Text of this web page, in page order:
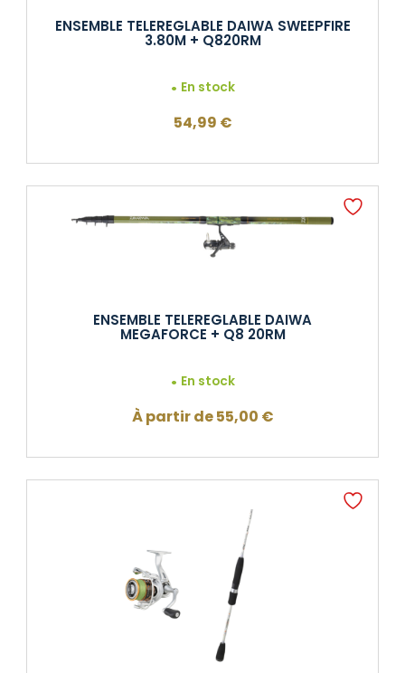
ENSEMBLE TELEREGLABLE DAIWA SWEEPFIRE
3.80M + Q820RM
En stock
54,99 €
ENSEMBLE TELEREGLABLE DAIWA
MEGAFORCE + Q8 20RM
En stock
À partir de55,00 €